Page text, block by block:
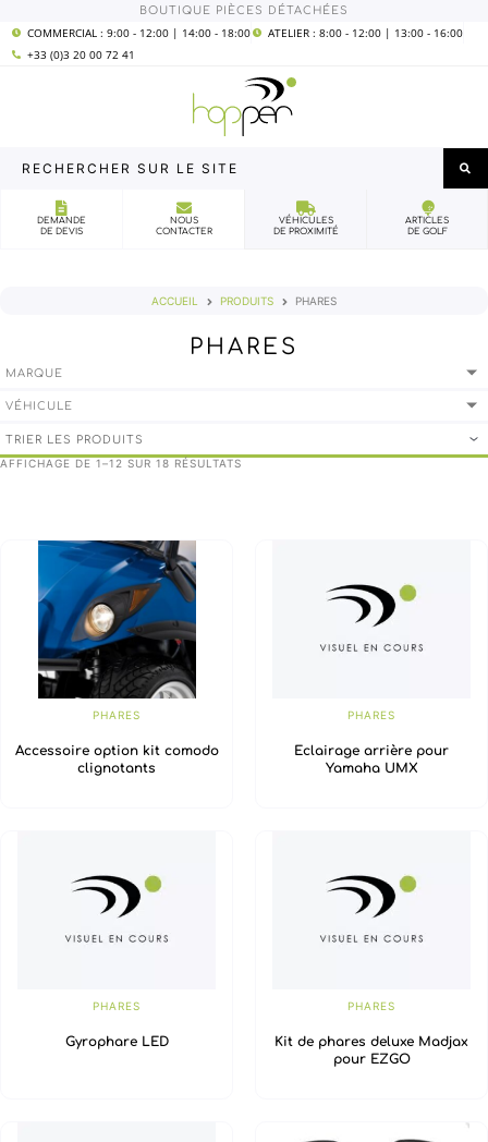
au
contenu
BOUTIQUE PIÈCES DÉTACHÉES
COMMERCIAL : 9:00 - 12:00 | 14:00 - 18:00
ATELIER : 8:00 - 12:00 | 13:00 - 16:00
+33 (0)3 20 00 72 41
Rechercher
DEMANDE
DE DEVIS
NOUS
CONTACTER
VÉHICULES
DE PROXIMITÉ
ARTICLES
DE GOLF
ACCUEIL PRODUITS PHARES
PHARES
MARQUE
VÉHICULE
AFFICHAGE DE 1–12 SUR 18 RÉSULTATS
PHARES
Accessoire option kit comodo
clignotants
PHARES
Eclairage arrière pour
Yamaha UMX
PHARES
Gyrophare LED
PHARES
Kit de phares deluxe Madjax
pour EZGO